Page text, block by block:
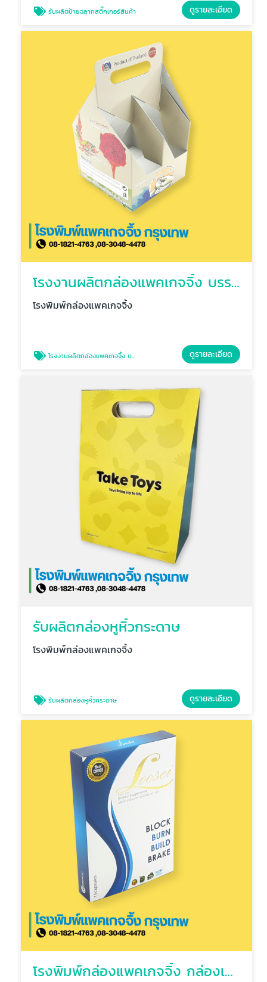
รับผลิตป้ายฉลากสติ๊กเกอร์สินค้า ดูรายละเอียด
โรงงานผลิตกล่องแพคเกจจิ้ง บรรจุภัณฑ์อาหาร
โรงพิมพ์กล่องแพคเกจจิ้ง
โรงงานผลิตกล่องแพคเกจจิ้ง บรรจุภัณฑ์อาหาร ดูรายละเอียด
รับผลิตกล่องหูหิ้วกระดาษ
โรงพิมพ์กล่องแพคเกจจิ้ง
รับผลิตกล่องหูหิ้วกระดาษ ดูรายละเอียด
โรงพิมพ์กล่องแพคเกจจิ้ง กล่องเครื่องสำอางค์ กรุงเทพ